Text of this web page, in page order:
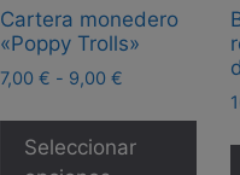
Cartera monedero
«Poppy Trolls»
7,00 € - 9,00 €
precios:
desde
Seleccionar
Este